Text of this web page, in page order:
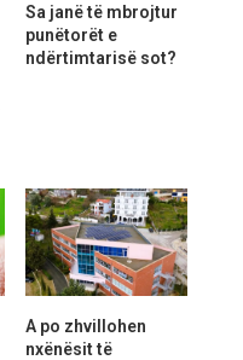
Sa janë të mbrojtur
punëtorët e
ndërtimtarisë sot?
A po zhvillohen
nxënësit të